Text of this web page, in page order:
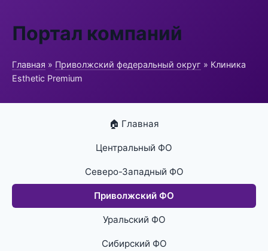
Портал компаний
Главная » Приволжский федеральный округ » Клиника
Esthetic Premium
🏠 Главная
Центральный ФО
Северо-Западный ФО
Приволжский ФО
Уральский ФО
Сибирский ФО